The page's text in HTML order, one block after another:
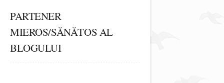
PARTENER
MIEROS/SĂNĂTOS AL
BLOGULUI